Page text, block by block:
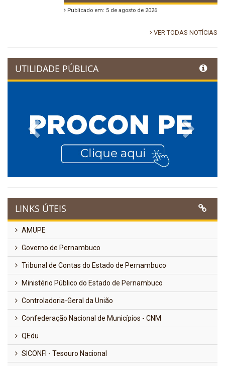
Publicado em: 5 de agosto de 2026
VER TODAS NOTÍCIAS
UTILIDADE PÚBLICA
Previous
LINKS ÚTEIS
AMUPE
Governo de Pernambuco
Tribunal de Contas do Estado de Pernambuco
Ministério Público do Estado de Pernambuco
Controladoria-Geral da União
Confederação Nacional de Municípios - CNM
QEdu
SICONFI - Tesouro Nacional